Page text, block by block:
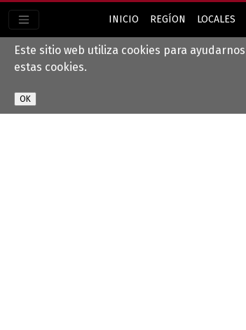
Este sitio web utiliza cookies para
estas cookies.
INICIO REGÍON LOCALES